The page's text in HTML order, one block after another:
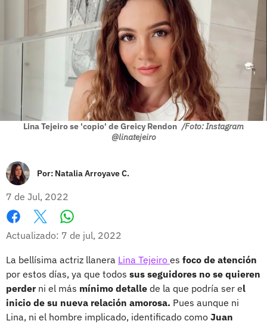
Lina Tejeiro se 'copio' de Greicy Rendon /Foto: Instagram
@linatejeiro
Por: Natalia Arroyave C.
7 de Jul, 2022
Facebook
X
Actualizado: 7 de jul, 2022
La bellísima actriz llanera Lina Tejeiro es foco de atención
por estos días, ya que todos sus seguidores no se quieren
perderni el más mínimo detalle de la que podría ser el
inicio de su nueva relación amorosa. Pues aunque ni
Lina, ni el hombre implicado, identificado como Juan